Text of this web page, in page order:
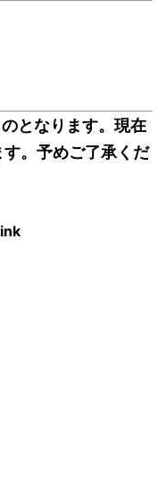
となります。現在
。予めご了承くだ